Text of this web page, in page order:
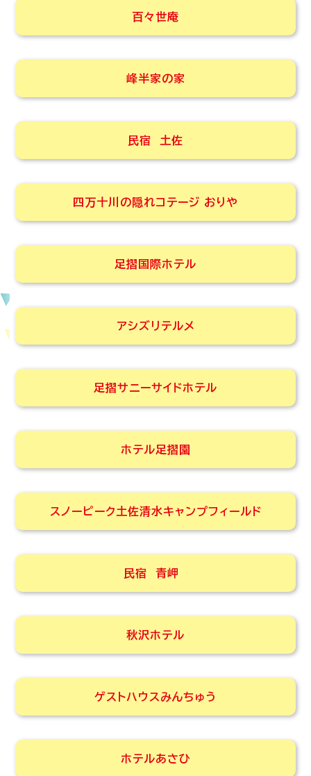
百々世庵
峰半家の家
民宿 土佐
四万十川の隠れコテージ おりや
足摺国際ホテル
アシズリテルメ
足摺サニーサイドホテル
ホテル足摺園
スノーピーク土佐清水キャンプフィールド
民宿 青岬
秋沢ホテル
ゲストハウスみんちゅう
ホテルあさひ